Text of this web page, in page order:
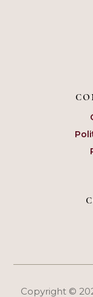
Copyright ©